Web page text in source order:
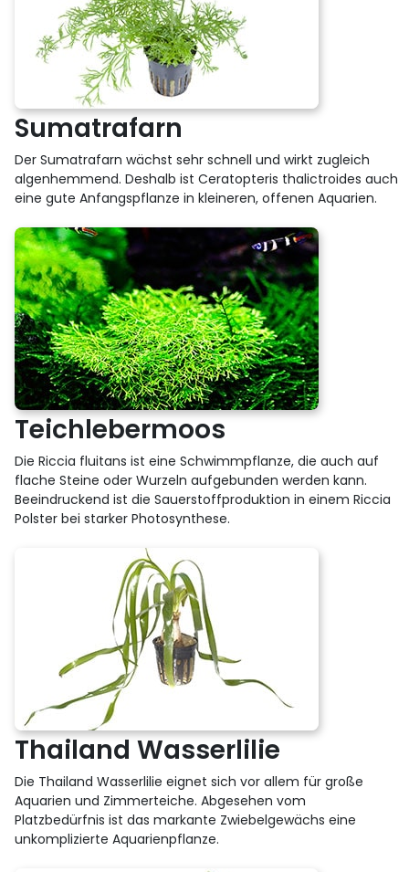
Sumatrafarn
Der Sumatrafarn wächst sehr schnell und wirkt zugleich
algenhemmend. Deshalb ist Ceratopteris thalictroides auch
eine gute Anfangspflanze in kleineren, offenen Aquarien.
Teichlebermoos
Die Riccia fluitans ist eine Schwimmpflanze, die auch auf
flache Steine oder Wurzeln aufgebunden werden kann.
Beeindruckend ist die Sauerstoffproduktion in einem Riccia
Polster bei starker Photosynthese.
Thailand Wasserlilie
Die Thailand Wasserlilie eignet sich vor allem für große
Aquarien und Zimmerteiche. Abgesehen vom
Platzbedürfnis ist das markante Zwiebelgewächs eine
unkomplizierte Aquarienpflanze.